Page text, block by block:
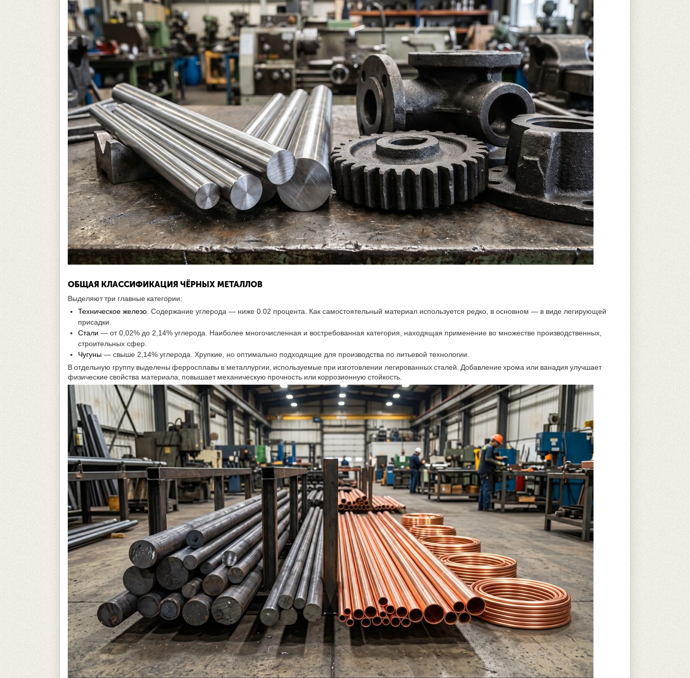
ОБЩАЯ КЛАССИФИКАЦИЯ ЧЁРНЫХ МЕТАЛЛОВ
Выделяют три главные категории:
Техническое железо . Содержание углерода — ниже 0.02 процента. Как самостоятельный материал используется редко, в основном — в виде легирующей
присадки.
Стали — от 0,02% до 2,14% углерода. Наиболее многочисленная и востребованная категория, находящая применение во множестве производственных,
строительных сфер.
Чугуны — свыше 2,14% углерода. Хрупкие, но оптимально подходящие для производства по литьевой технологии.
В отдельную группу выделены ферросплавы в металлургии, используемые при изготовлении легированных сталей. Добавление хрома или ванадия улучшает
физические свойства материала, повышает механическую прочность или коррозионную стойкость.